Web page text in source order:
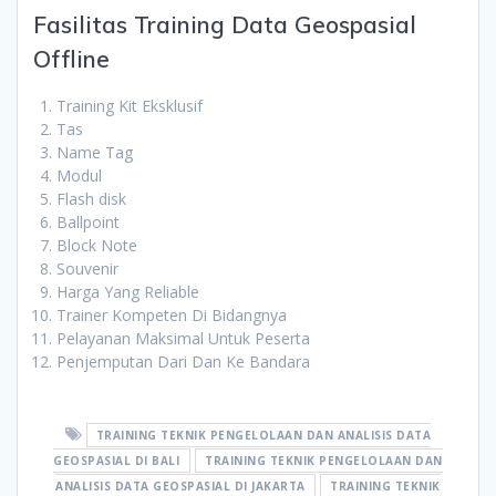
Fasilitas Training Data Geospasial
Offline
Training Kit Eksklusif
Tas
Name Tag
Modul
Flash disk
Ballpoint
Block Note
Souvenir
Harga Yang Reliable
Trainer Kompeten Di Bidangnya
Pelayanan Maksimal Untuk Peserta
Penjemputan Dari Dan Ke Bandara
TRAINING TEKNIK PENGELOLAAN DAN ANALISIS DATA
GEOSPASIAL DI BALI
TRAINING TEKNIK PENGELOLAAN DAN
ANALISIS DATA GEOSPASIAL DI JAKARTA
TRAINING TEKNIK